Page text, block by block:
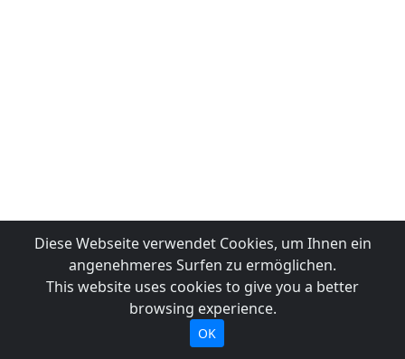
Diese Webseite verwendet Cookies, um Ihnen ein
angenehmeres Surfen zu ermöglichen.
This website uses cookies to give you a better
browsing experience.
OK